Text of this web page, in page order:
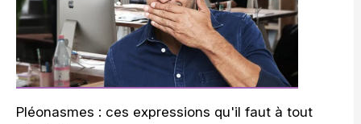
Pléonasmes : ces expressions qu'il faut à tout